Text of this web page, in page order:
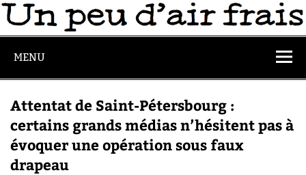
MENU
Attentat de Saint-Pétersbourg :
certains grands médias n’hésitent pas à
évoquer une opération sous faux
drapeau